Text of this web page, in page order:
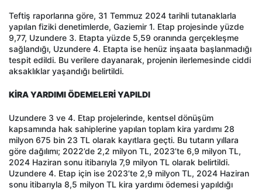
Teftiş raporlarına göre, 31 Temmuz 2024 tarihli tutanaklarla
yapılan fiziki denetimlerde, Gaziemir 1. Etap projesinde yüzde
9,77, Uzundere 3. Etapta yüzde 5,59 oranında gerçekleşme
sağlandığı, Uzundere 4. Etapta ise henüz inşaata başlanmadığı
tespit edildi. Bu verilere dayanarak, projenin ilerlemesinde ciddi
aksaklıklar yaşandığı belirtildi.
KİRA YARDIMI ÖDEMELERİ YAPILDI
Uzundere 3 ve 4. Etap projelerinde, kentsel dönüşüm
kapsamında hak sahiplerine yapılan toplam kira yardımı 28
milyon 675 bin 23 TL olarak kayıtlara geçti. Bu tutarın yıllara
göre dağılımı; 2022’de 2,2 milyon TL, 2023’te 6,9 milyon TL,
2024 Haziran sonu itibarıyla 7,9 milyon TL olarak belirtildi.
Uzundere 4. Etap için ise 2023’te 2,9 milyon TL, 2024 Haziran
sonu itibarıyla 8,5 milyon TL kira yardımı ödemesi yapıldığı